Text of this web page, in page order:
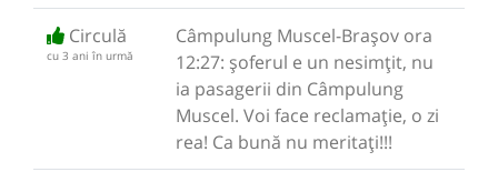
Circulă
cu 3 ani în urmă
Câmpulung Muscel-Brașov ora
12:27: șoferul e un nesimțit, nu
ia pasagerii din Câmpulung
Muscel. Voi face reclamație, o zi
rea! Ca bună nu meritați!!!